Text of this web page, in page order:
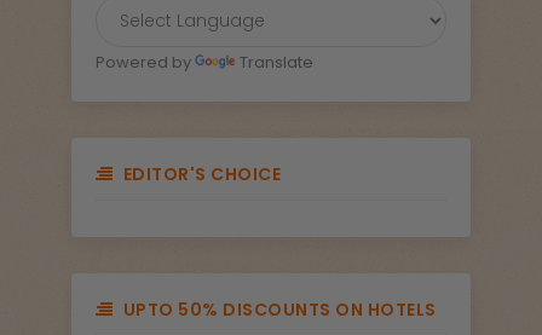
Powered by Translate
EDITOR'S CHOICE
UPTO 50% DISCOUNTS ON HOTELS